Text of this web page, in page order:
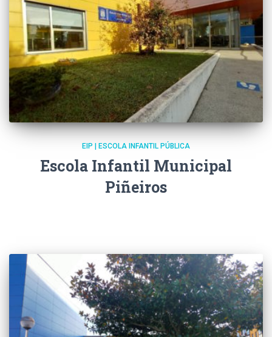
EIP | ESCOLA INFANTIL PÚBLICA
Escola Infantil Municipal
Piñeiros